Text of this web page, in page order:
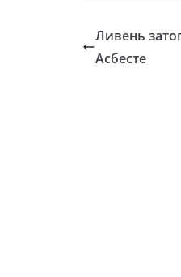
Ливень
Асбесте